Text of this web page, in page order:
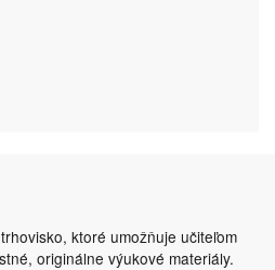
ktoré umožňuje učiteľom
originálne výukové materiály.